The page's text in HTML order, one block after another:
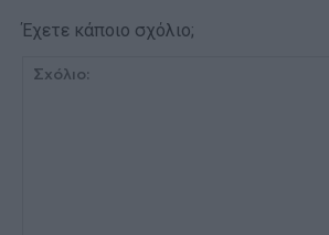
Έχετε κάποιο σχόλιο;